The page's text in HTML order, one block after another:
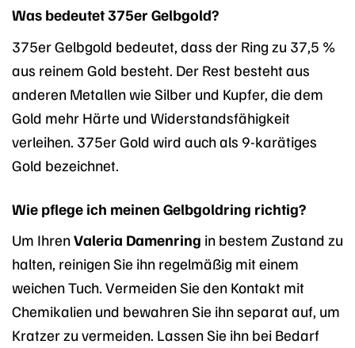
Was bedeutet 375er Gelbgold?
375er Gelbgold bedeutet, dass der Ring zu 37,5 %
aus reinem Gold besteht. Der Rest besteht aus
anderen Metallen wie Silber und Kupfer, die dem
Gold mehr Härte und Widerstandsfähigkeit
verleihen. 375er Gold wird auch als 9-karätiges
Gold bezeichnet.
Wie pflege ich meinen Gelbgoldring richtig?
Um IhrenValeria Damenring in bestem Zustand zu
halten, reinigen Sie ihn regelmäßig mit einem
weichen Tuch. Vermeiden Sie den Kontakt mit
Chemikalien und bewahren Sie ihn separat auf, um
Kratzer zu vermeiden. Lassen Sie ihn bei Bedarf